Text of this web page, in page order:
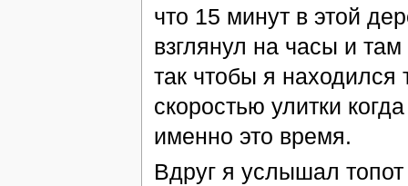
что 15 минут в этой
взглянул на часы и
так чтобы я находился
скоростью улитки
именно это время.
Вдруг я услышал